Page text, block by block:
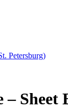
Petersburg)
Sheet